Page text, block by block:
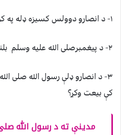
۱- د انصارو دوولس کسيزه ډله په کوم کال مکې ته راغلې وه؟
۲- د پيغمبرصلی الله عليه وسلم بلنې ته د انصارو ځواب څه و؟
۳- د انصارو ډلې رسول الله صلی
کې بيعت وکړ؟
مدينې ته د رسول الله